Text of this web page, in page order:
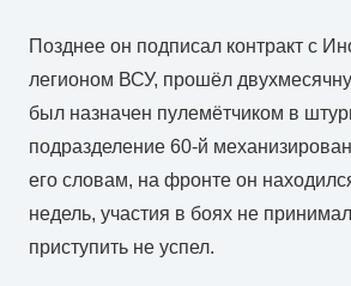
Позднее он подписал контракт с
легионом ВСУ, прошёл
был назначен пулемётчиком в
подразделение 60-й
его словам, на фронте он
недель, участия в боях не
приступить не успел.